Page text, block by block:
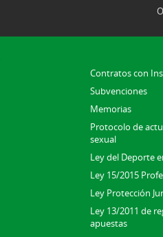
Contratos con
Subvenciones
Memorias
Protocolo de
sexual
Ley del Deporte
Ley 15/2015
Ley Protección
Ley 13/2011 de
apuestas